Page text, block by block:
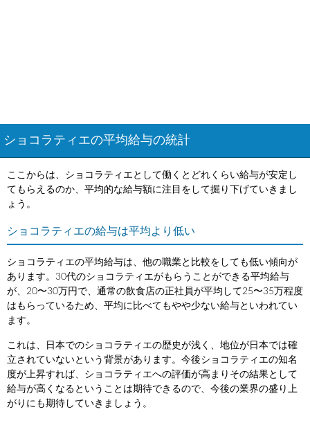
ショコラティエの平均給与の統計
ここからは、ショコラティエとして働くとどれくらい給与が安定し
てもらえるのか、平均的な給与額に注目をして掘り下げていきまし
ょう。
ショコラティエの給与は平均より低い
ショコラティエの平均給与は、他の職業と比較をしても低い傾向が
あります。30代のショコラティエがもらうことができる平均給与
が、20〜30万円で、通常の飲食店の正社員が平均して25〜35万程度
はもらっているため、平均に比べてもやや少ない給与といわれてい
ます。
これは、日本でのショコラティエの歴史が浅く、地位が日本では確
立されていないという背景があります。今後ショコラティエの知名
度が上昇すれば、ショコラティエへの評価が高まりその結果として
給与が高くなるということは期待できるので、今後の業界の盛り上
がりにも期待していきましょう。